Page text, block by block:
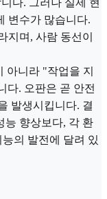
다. 그러나 실제 현
변수가 많습니다.
지며, 사람 동선이
아니라 "작업을 지
다. 오판은 곧 안전
발생시킵니다. 결
능 향상보다, 각 환
의 발전에 달려 있